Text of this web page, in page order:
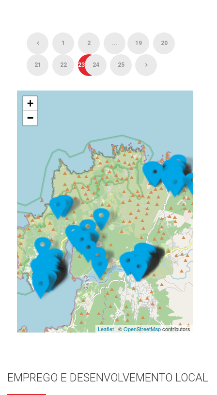
1 2 ... 19 20
21 22 23 24 25
+
−
Leaflet| ©OpenStreetMapcontributors
EMPREGO E DESENVOLVEMENTO LOCAL